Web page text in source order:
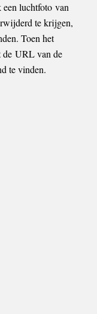
een luchtfoto van
te krijgen,
Toen het
de URL van de
te vinden.